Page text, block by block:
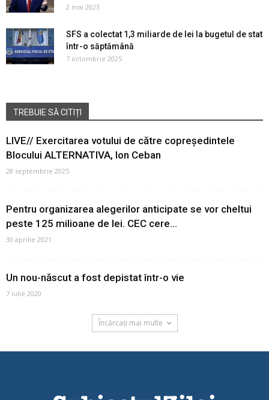
2 mai 2023
SFS a colectat 1,3 miliarde de lei la bugetul de stat
într-o săptămână
7 octombrie 2025
TREBUIE SĂ CITIȚI
LIVE// Exercitarea votului de către copreședintele
Blocului ALTERNATIVA, Ion Ceban
28 septembrie 2025
Pentru organizarea alegerilor anticipate se vor cheltui
peste 125 milioane de lei. CEC cere...
30 aprilie 2021
Un nou-născut a fost depistat într-o vie
7 iulie 2020
Încărcați mai multe